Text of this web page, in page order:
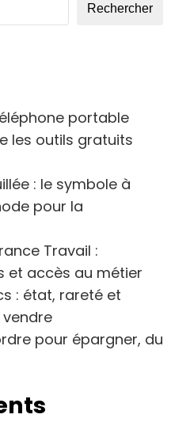
Rechercher
portable
les outils gratuits
: le symbole à
pour la
Travail :
et accès au métier
: état, rareté et
pour épargner, du